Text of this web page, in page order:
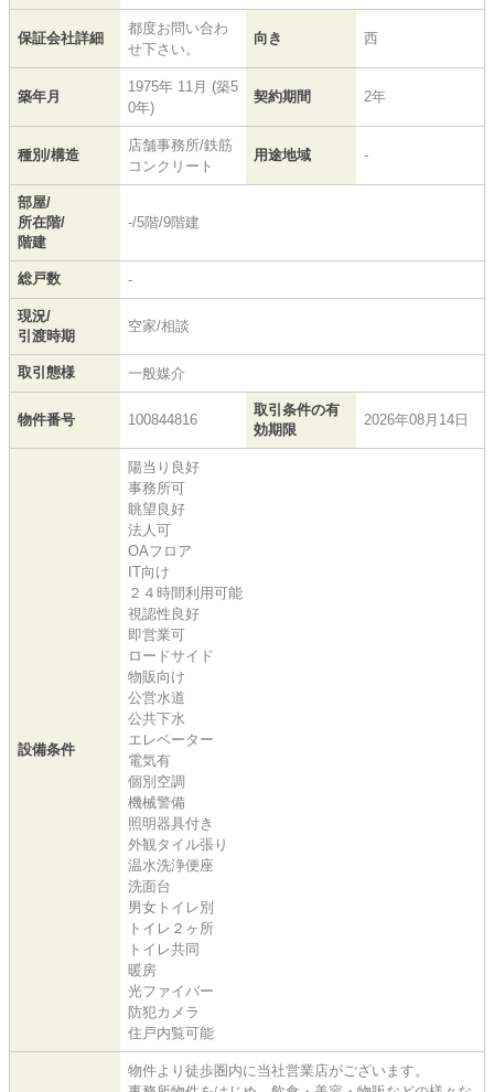
保証会社詳細
都度お問い合わ
せ下さい。
向き 西
築年月
1975年 11月 (築5
0年)
契約期間 2年
種別/構造
店舗事務所/鉄筋
コンクリート
用途地域 -
部屋/
所在階/
階建
-/5階/9階建
総戸数 -
現況/
引渡時期
空家/相談
取引態様 一般媒介
物件番号 100844816
取引条件の有
効期限
2026年08月14日
設備条件
陽当り良好
事務所可
眺望良好
法人可
OAフロア
IT向け
２４時間利用可能
視認性良好
即営業可
ロードサイド
物販向け
公営水道
公共下水
エレベーター
電気有
個別空調
機械警備
照明器具付き
外観タイル張り
温水洗浄便座
洗面台
男女トイレ別
トイレ２ヶ所
トイレ共同
暖房
光ファイバー
防犯カメラ
住戸内覧可能
物件より徒歩圏内に当社営業店がございます。